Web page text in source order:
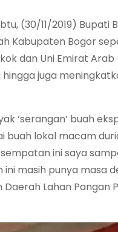
(30/11/2019)
Kabupaten Bogor
dan Uni Emirat Arab
juga
‘serangan’ buah
buah lokal macam
ini saya
masih punya masa
Lahan Pangan